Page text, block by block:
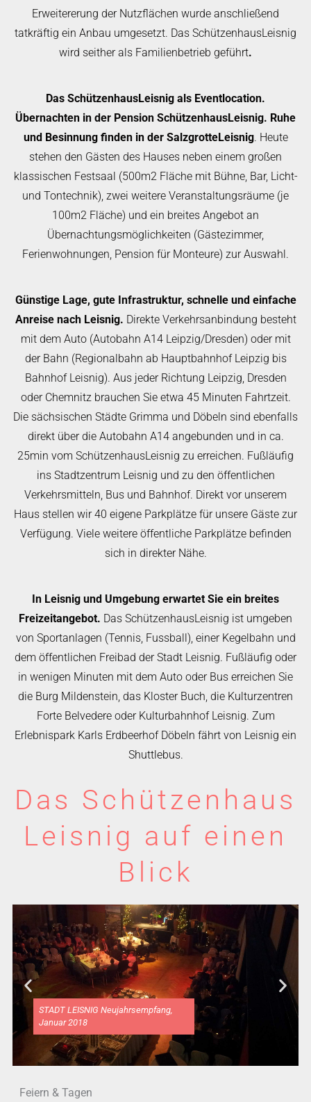
Erweitererung der Nutzflächen wurde anschließend
tatkräftig ein Anbau umgesetzt. Das SchützenhausLeisnig
wird seither als Familienbetrieb geführt.
Das SchützenhausLeisnig als Eventlocation.
Übernachten in der Pension SchützenhausLeisnig. Ruhe
und Besinnung finden in der SalzgrotteLeisnig. Heute
stehen den Gästen des Hauses neben einem großen
klassischen Festsaal (500m2 Fläche mit Bühne, Bar, Licht-
und Tontechnik), zwei weitere Veranstaltungsräume (je
100m2 Fläche) und ein breites Angebot an
Übernachtungsmöglichkeiten (Gästezimmer,
Ferienwohnungen, Pension für Monteure) zur Auswahl.
Günstige Lage, gute Infrastruktur, schnelle und einfache
Anreise nach Leisnig. Direkte Verkehrsanbindung besteht
mit dem Auto (Autobahn A14 Leipzig/Dresden) oder mit
der Bahn (Regionalbahn ab Hauptbahnhof Leipzig bis
Bahnhof Leisnig). Aus jeder Richtung Leipzig, Dresden
oder Chemnitz brauchen Sie etwa 45 Minuten Fahrtzeit.
Die sächsischen Städte Grimma und Döbeln sind ebenfalls
direkt über die Autobahn A14 angebunden und in ca.
25min vom SchützenhausLeisnig zu erreichen. Fußläufig
ins Stadtzentrum Leisnig und zu den öffentlichen
Verkehrsmitteln, Bus und Bahnhof. Direkt vor unserem
Haus stellen wir 40 eigene Parkplätze für unsere Gäste zur
Verfügung. Viele weitere öffentliche Parkplätze befinden
sich in direkter Nähe.
In Leisnig und Umgebung erwartet Sie ein breites
Freizeitangebot. Das SchützenhausLeisnig ist umgeben
von Sportanlagen (Tennis, Fussball), einer Kegelbahn und
dem öffentlichen Freibad der Stadt Leisnig. Fußläufig oder
in wenigen Minuten mit dem Auto oder Bus erreichen Sie
die Burg Mildenstein, das Kloster Buch, die Kulturzentren
Forte Belvedere oder Kulturbahnhof Leisnig. Zum
Erlebnispark Karls Erdbeerhof Döbeln fährt von Leisnig ein
Shuttlebus.
Das Schützenhaus
Leisnig auf einen
Blick
STADT LEISNIG Neujahrsempfang,
Januar 2018
Feiern & Tagen